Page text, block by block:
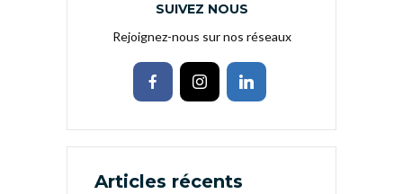
SUIVEZ NOUS
Rejoignez-nous sur nos réseaux
Articles récents